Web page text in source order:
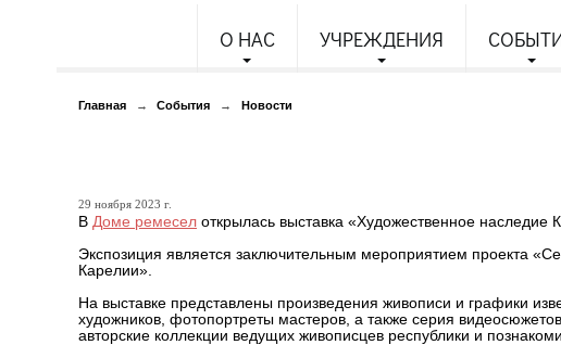
О НАС УЧРЕЖДЕНИЯ
Главная → События → Новости
29 ноября 2023 г.
В Доме ремесел открылась выставка «Художественное наследие
Экспозиция является заключительным мероприятием проекта
Карелии».
На выставке представлены произведения живописи и графики
художников, фотопортреты мастеров, а также серия
авторские коллекции ведущих живописцев республики и